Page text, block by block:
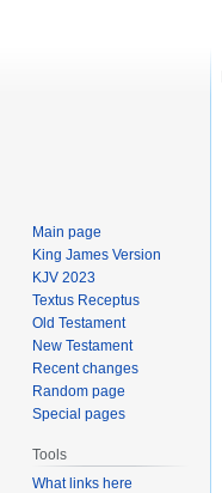
Main page
King James Version
KJV 2023
Textus Receptus
Old Testament
New Testament
Recent changes
Random page
Special pages
Tools
What links here